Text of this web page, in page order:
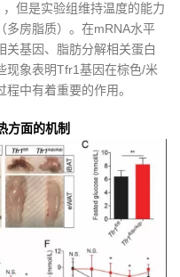
但是实验组维持温度的能力
多房脂质）。在mRNA水平
关基因、脂肪分解相关蛋白
现象表明Tfr1基因在棕色/米
中有着重要的作用。
方面的机制